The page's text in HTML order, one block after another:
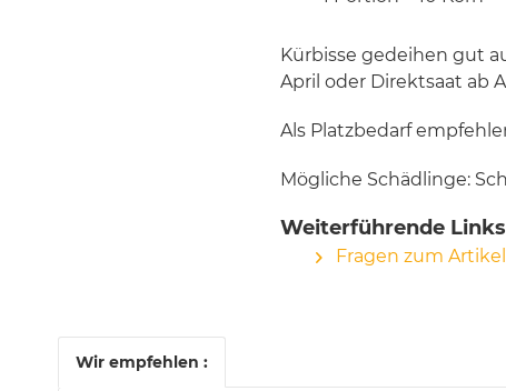
Kürbisse gedeihen gut
April oder Direktsaat ab
Als Platzbedarf
Mögliche Schädlinge:
Weiterführende
Fragen zum
Wir empfehlen :